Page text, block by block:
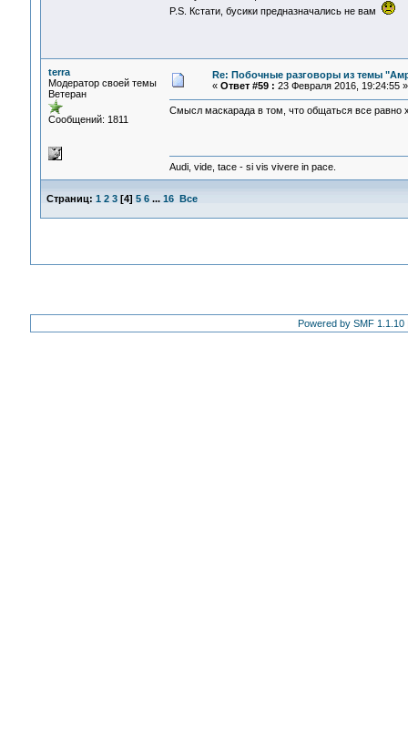
P.S. Кстати, бусики предназначались не вам
terra
Модератор своей темы
Ветеран
Сообщений: 1811
Re: Побочные разговоры из темы
« Ответ #59 : 23 Февраля 2016, 19:24:55 »
Смысл маскарада в том, что общаться все равно
Audi, vide, tace - si vis vivere in pace.
Страниц: 1 2 3[4] 5 6 ... 16 Все
Powered by SMF 1.1.10